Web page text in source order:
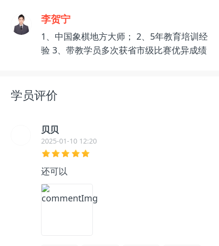
李贺宁
1、中国象棋地方大师； 2、5年教育培训经
验 3、带教学员多次获省市级比赛优异成绩
学员评价
贝贝
2025-01-10 12:20
还可以